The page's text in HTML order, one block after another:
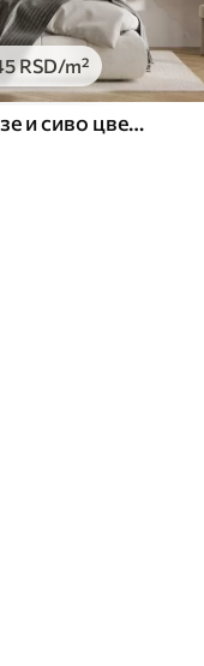
RSD/m²
Нежно прозирно розе и сиво цвеће са меким, замућеним латицама на белој позадини